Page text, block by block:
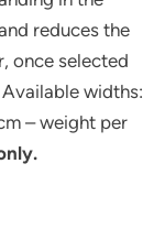
reduces the
once selected
widths:
– weight per